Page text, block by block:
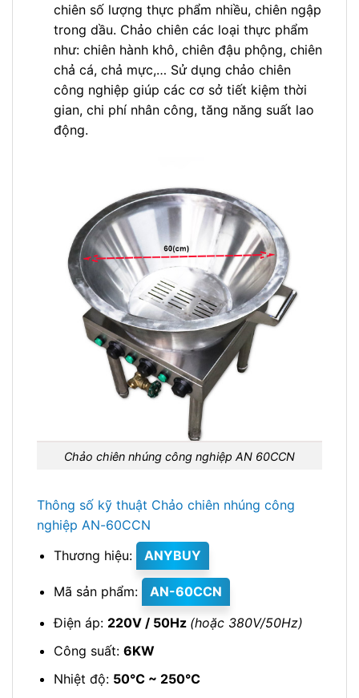
chiên số lượng thực phẩm nhiều, chiên ngập
trong dầu. Chảo chiên các loại thực phẩm
như: chiên hành khô, chiên đậu phộng, chiên
chả cá, chả mực,… Sử dụng chảo chiên
công nghiệp giúp các cơ sở tiết kiệm thời
gian, chi phí nhân công, tăng năng suất lao
động.
Chảo chiên nhúng công nghiệp AN 60CCN
Thông số kỹ thuật Chảo chiên nhúng công
nghiệp AN-60CCN
Thương hiệu:
ANYBUY
Mã sản phẩm:
AN-60CCN
Điện áp: 220V / 50Hz (hoặc 380V/50Hz)
Công suất: 6KW
Nhiệt độ: 50℃ ~ 250℃